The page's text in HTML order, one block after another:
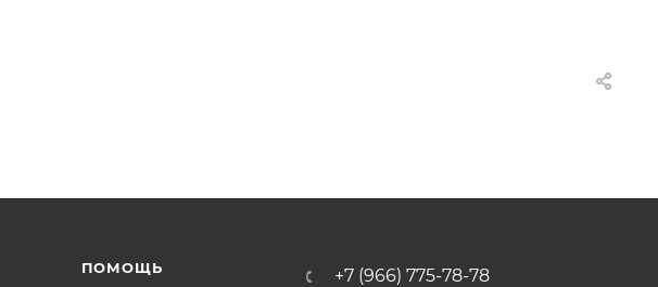
ПОМОЩЬ +7 (966) 775-78-78